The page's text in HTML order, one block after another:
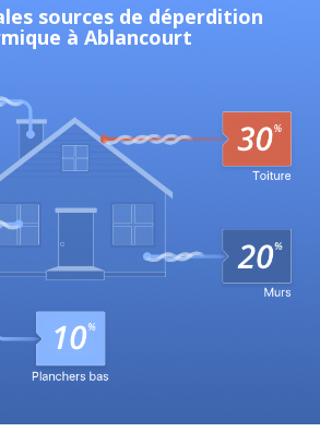
sources de déperdition
à Ablancourt